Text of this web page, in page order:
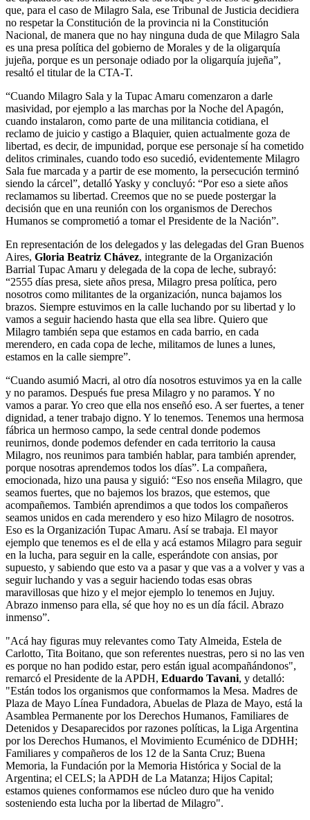
que, para el caso de Milagro Sala, ese Tribunal de Justicia decidiera
no respetar la Constitución de la provincia ni la Constitución
Nacional, de manera que no hay ninguna duda de que Milagro Sala
es una presa política del gobierno de Morales y de la oligarquía
jujeña, porque es un personaje odiado por la oligarquía jujeña”,
resaltó el titular de la CTA-T.
“Cuando Milagro Sala y la Tupac Amaru comenzaron a darle
masividad, por ejemplo a las marchas por la Noche del Apagón,
cuando instalaron, como parte de una militancia cotidiana, el
reclamo de juicio y castigo a Blaquier, quien actualmente goza de
libertad, es decir, de impunidad, porque ese personaje sí ha cometido
delitos criminales, cuando todo eso sucedió, evidentemente Milagro
Sala fue marcada y a partir de ese momento, la persecución terminó
siendo la cárcel”, detalló Yasky y concluyó: “Por eso a siete años
reclamamos su libertad. Creemos que no se puede postergar la
decisión que en una reunión con los organismos de Derechos
Humanos se comprometió a tomar el Presidente de la Nación”.
En representación de los delegados y las delegadas del Gran Buenos
Aires, Gloria Beatriz Chávez, integrante de la Organización
Barrial Tupac Amaru y delegada de la copa de leche, subrayó:
“2555 días presa, siete años presa, Milagro presa política, pero
nosotros como militantes de la organización, nunca bajamos los
brazos. Siempre estuvimos en la calle luchando por su libertad y lo
vamos a seguir haciendo hasta que ella sea libre. Quiero que
Milagro también sepa que estamos en cada barrio, en cada
merendero, en cada copa de leche, militamos de lunes a lunes,
estamos en la calle siempre”.
“Cuando asumió Macri, al otro día nosotros estuvimos ya en la calle
y no paramos. Después fue presa Milagro y no paramos. Y no
vamos a parar. Yo creo que ella nos enseñó eso. A ser fuertes, a tener
dignidad, a tener trabajo digno. Y lo tenemos. Tenemos una hermosa
fábrica un hermoso campo, la sede central donde podemos
reunirnos, donde podemos defender en cada territorio la causa
Milagro, nos reunimos para también hablar, para también aprender,
porque nosotras aprendemos todos los días”. La compañera,
emocionada, hizo una pausa y siguió: “Eso nos enseña Milagro, que
seamos fuertes, que no bajemos los brazos, que estemos, que
acompañemos. También aprendimos a que todos los compañeros
seamos unidos en cada merendero y eso hizo Milagro de nosotros.
Eso es la Organización Tupac Amaru. Así se trabaja. El mayor
ejemplo que tenemos es el de ella y acá estamos Milagro para seguir
en la lucha, para seguir en la calle, esperándote con ansias, por
supuesto, y sabiendo que esto va a pasar y que vas a a volver y vas a
seguir luchando y vas a seguir haciendo todas esas obras
maravillosas que hizo y el mejor ejemplo lo tenemos en Jujuy.
Abrazo inmenso para ella, sé que hoy no es un día fácil. Abrazo
inmenso”.
"Acá hay figuras muy relevantes como Taty Almeida, Estela de
Carlotto, Tita Boitano, que son referentes nuestras, pero si no las ven
es porque no han podido estar, pero están igual acompañándonos",
remarcó el Presidente de la APDH, Eduardo Tavani, y detalló:
"Están todos los organismos que conformamos la Mesa. Madres de
Plaza de Mayo Línea Fundadora, Abuelas de Plaza de Mayo, está la
Asamblea Permanente por los Derechos Humanos, Familiares de
Detenidos y Desaparecidos por razones políticas, la Liga Argentina
por los Derechos Humanos, el Movimiento Ecuménico de DDHH;
Familiares y compañeros de los 12 de la Santa Cruz; Buena
Memoria, la Fundación por la Memoria Histórica y Social de la
Argentina; el CELS; la APDH de La Matanza; Hijos Capital;
estamos quienes conformamos ese núcleo duro que ha venido
sosteniendo esta lucha por la libertad de Milagro".